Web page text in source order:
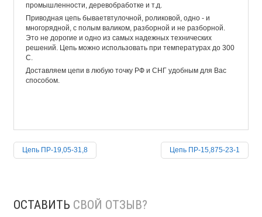
промышленности, деревобработке и т.д.
Приводная цепь бываетвтулочной, роликовой, одно - и
многорядной, с полым валиком, разборной и не разборной.
Это не дорогие и одно из самых надежных технических
решений. Цепь можно использовать при температурах до 300
С.
Доставляем цепи в любую точку РФ и СНГ удобным для Вас
способом.
Цепь ПР-19,05-31,8 Цепь ПР-15,875-23-1
ОСТАВИТЬ СВОЙ ОТЗЫВ?